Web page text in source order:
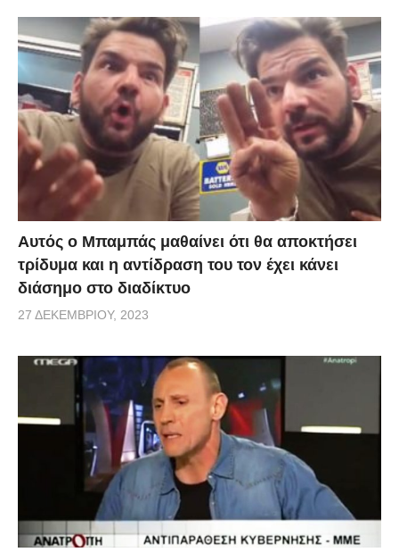
μικρόβια του σάλιου, ειδικά αν κάποιος τα μασάει
όλη την ώρα. Ακόμα και αν σταματήσει κάποιος να
μασάει, το δέρμα μπορεί να αποχρωματιστεί. Αν
ανήκετε σε αυτή την κατηγορία τότε πρέπει να
παρακολουθήσετε το βίντεο που ακολουθεί, που είναι
μια εξομολόγηση ενός νεαρού άντρα, του Lucas, που
έχει σοβαρό πρόβλημα Δερματοφαγίας. Ο άντρας
δυσκολεύεται πολύ να μην δαγκώσει το δέρμα του,
και περιγράφει την μακροχρόνια πάλη του με την
Δερματοφαγία. Το πρόβλημα έγινε τόσο έντονο, που
ενοχλητικό εθισμό.
Αυτός ο Μπαμπάς μαθαίνει ότι θα αποκτήσει
τρίδυμα και η αντίδραση του τον έχει κάνει
διάσημο στο διαδίκτυο
27 ΔΕΚΕΜΒΡΊΟΥ, 2023